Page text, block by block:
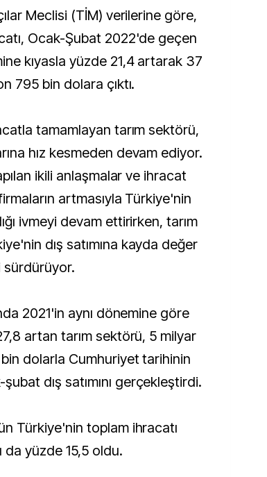
Ocak-Şubat 2022'de geçen
kıyasla yüzde 21,4 artarak 37
795 bin dolara çıktı.
tamamlayan tarım sektörü,
hız kesmeden devam ediyor.
ikili anlaşmalar ve ihracat
artmasıyla Türkiye'nin
ivmeyi devam ettirirken, tarım
dış satımına kayda değer
sürdürüyor.
2021'in aynı dönemine göre
artan tarım sektörü, 5 milyar
dolarla Cumhuriyet tarihinin
dış satımını gerçekleştirdi.
Türkiye'nin toplam ihracatı
da yüzde 15,5 oldu.